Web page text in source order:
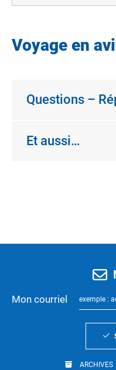
Voyage en
Questions –
Et aussi…
Mon courriel
ARCHIVES